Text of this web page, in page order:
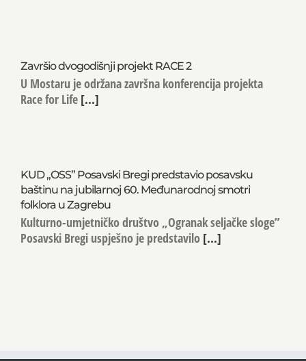
Završio dvogodišnji projekt RACE 2
U Mostaru je održana završna konferencija projekta
Race for Life [...]
KUD „OSS” Posavski Bregi predstavio posavsku
baštinu na jubilarnoj 60. Međunarodnoj smotri
folklora u Zagrebu
Kulturno-umjetničko društvo „Ogranak seljačke sloge”
Posavski Bregi uspješno je predstavilo [...]